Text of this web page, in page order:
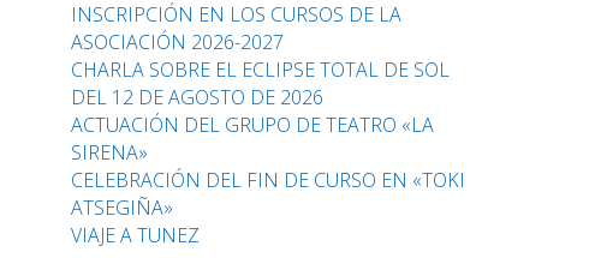
INSCRIPCIÓN EN LOS CURSOS DE LA
ASOCIACIÓN 2026-2027
CHARLA SOBRE EL ECLIPSE TOTAL DE SOL
DEL 12 DE AGOSTO DE 2026
ACTUACIÓN DEL GRUPO DE TEATRO «LA
SIRENA»
CELEBRACIÓN DEL FIN DE CURSO EN «TOKI
ATSEGIÑA»
VIAJE A TUNEZ